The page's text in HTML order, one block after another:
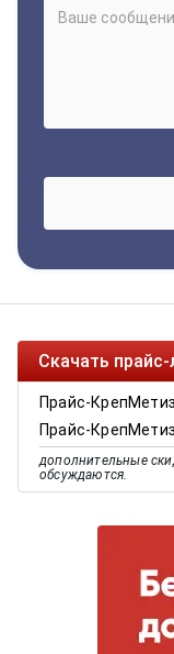
Скачать прайс-
Прайс-
Прайс-
дополнительные
обсуждаются.